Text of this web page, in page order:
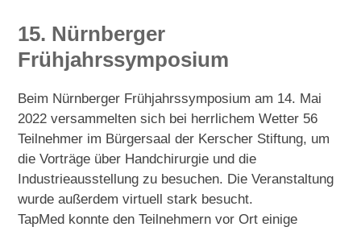
15. Nürnberger
Frühjahrssymposium
Beim Nürnberger Frühjahrssymposium am 14. Mai
2022 versammelten sich bei herrlichem Wetter 56
Teilnehmer im Bürgersaal der Kerscher Stiftung, um
die Vorträge über Handchirurgie und die
Industrieausstellung zu besuchen. Die Veranstaltung
wurde außerdem virtuell stark besucht.
TapMed konnte den Teilnehmern vor Ort einige